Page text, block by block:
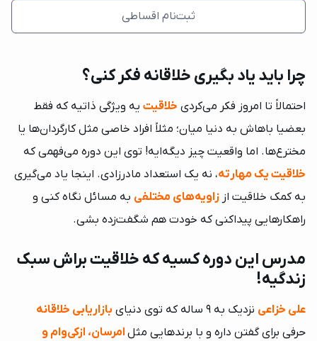
ثبت‌نام اقساطی
چرا باید یاد بگیری خلاقانه فکر کنی؟
احتمالاً تا امروز فکر می‌کردی خلاقیت یه ویژگی ذاتیه که فقط
بعضیا باهاش به دنیا میان؛ مثلاً افراد خاصی مثل کارگردان‌ها یا
مخترع‌ها. اما واقعیت چیز دیگه‌ایه! توی این دوره می‌فهمی که
خلاقیت یک مهارته، نه یک استعداد مادرزادی. اینجا یاد می‌گیری
به کمک خلاقیت از زاویه‌های مختلفی به مسائل نگاه کنی و
راهکارهایی پیداکنی که خودت هم شگفت‌زده بشی.
مدرس این دوره کسیه که خلاقیت براش سبک
زندگیه!
علی خزاعی نزدیک به ۹ ساله که توی دنیای
بازاریابی خلاقانه
حرفی برای گفتن داره و با برندهایی مثل امرسان، ازکی‌وام و